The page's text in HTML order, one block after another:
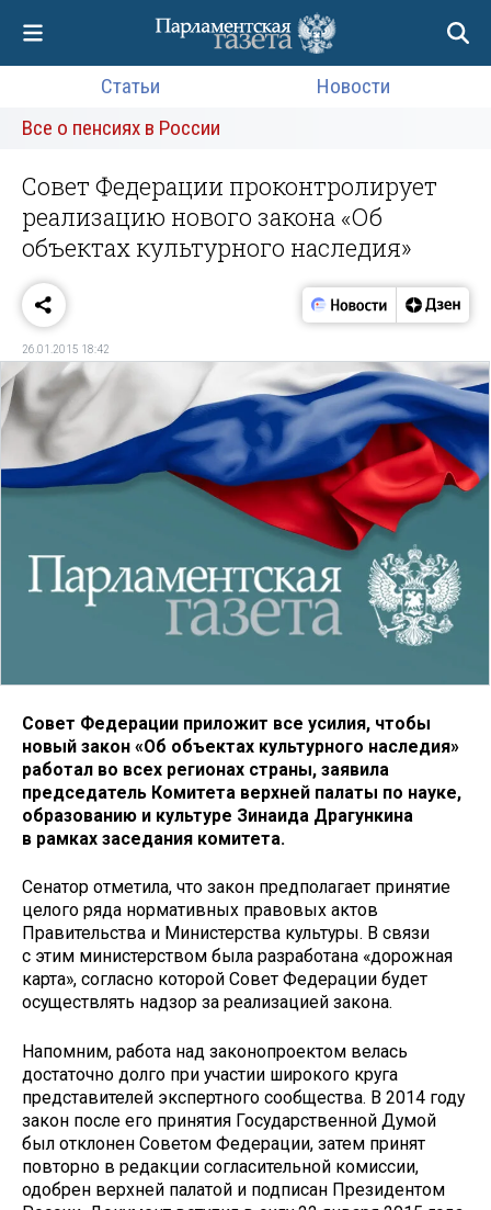
Статьи
Новости
Все о пенсиях в России
Совет Федерации проконтролирует
реализацию нового закона «Об
объектах культурного наследия»
26.01.2015 18:42
Совет Федерации приложит все усилия, чтобы
новый закон «Об объектах культурного наследия»
работал во всех регионах страны, заявила
председатель Комитета верхней палаты по науке,
образованию и культуре Зинаида Драгункина
в рамках заседания комитета.
Сенатор отметила, что закон предполагает принятие
целого ряда нормативных правовых актов
Правительства и Министерства культуры. В связи
с этим министерством была разработана «дорожная
карта», согласно которой Совет Федерации будет
осуществлять надзор за реализацией закона.
Напомним, работа над законопроектом велась
достаточно долго при участии широкого круга
представителей экспертного сообщества. В 2014 году
закон после его принятия Государственной Думой
был отклонен Советом Федерации, затем принят
повторно в редакции согласительной комиссии,
одобрен верхней палатой и подписан Президентом